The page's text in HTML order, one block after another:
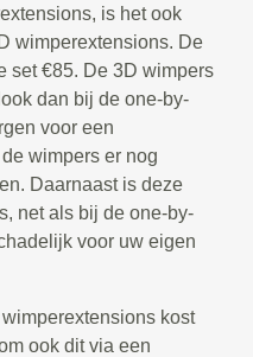
is het ook
wimperextensions. De
set €85. De 3D wimpers
dan bij de one-by-
voor een
wimpers er nog
Daarnaast is deze
net als bij de one-by-
voor uw eigen
kost
ook dit via een